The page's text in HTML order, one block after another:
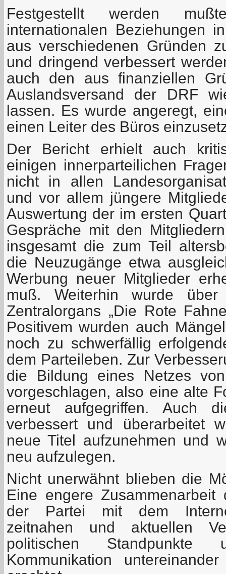
Festgestellt werden
internationalen Beziehungen
aus verschiedenen Gründen
und dringend verbessert
auch den aus finanziellen
Auslandsversand der DRF
lassen. Es wurde angeregt,
einen Leiter des Büros
Der Bericht erhielt auch
einigen innerparteilichen
nicht in allen
und vor allem jüngere
Auswertung der im ersten
Gespräche mit den
insgesamt die zum Teil
die Neuzugänge etwa
Werbung neuer Mitglieder
muß. Weiterhin wurde
Zentralorgans „Die Rote
Positivem wurden auch
noch zu schwerfällig
dem Parteileben. Zur
die Bildung eines Netzes von
vorgeschlagen, also eine alte
erneut aufgegriffen. Auch
verbessert und überarbeitet
neue Titel aufzunehmen und
neu aufzulegen.
Nicht unerwähnt blieben die
Eine engere
der Partei mit dem
zeitnahen und aktuellen
politischen
Kommunikation